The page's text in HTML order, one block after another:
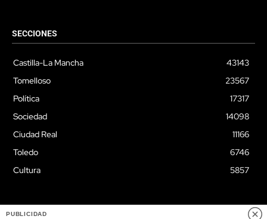
SECCIONES
Castilla-La Mancha
43143
Tomelloso
23567
Política
17317
Sociedad
14098
Ciudad Real
11166
Toledo
6746
Cultura
5857
PUBLICIDAD